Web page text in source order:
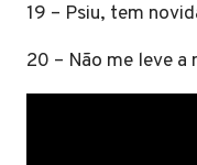
19 – Psiu, tem
20 – Não me leve a